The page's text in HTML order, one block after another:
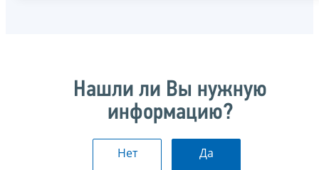
Нашли ли Вы нужную
информацию?
Нет Да